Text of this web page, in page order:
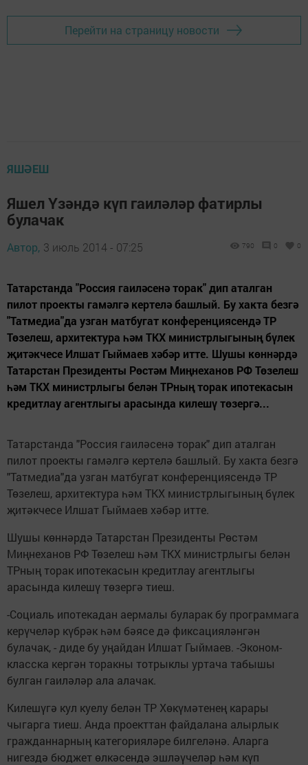
Перейти на страницу новости
ЯШӘЕШ
Яшел Үзәндә күп гаиләләр фатирлы
булачак
Автор, 3 июль 2014 - 07:25 790 0 0
Татарстанда "Россия гаиләсенә торак" дип аталган
пилот проекты гамәлгә кертелә башлый. Бу хакта безгә
"Татмедиа"да узган матбугат конференциясендә ТР
Төзелеш, архитектура һәм ТКХ министрлыгының бүлек
җитәкчесе Илшат Гыймаев хәбәр итте. Шушы көннәрдә
Татарстан Президенты Рөстәм Миңнеханов РФ Төзелеш
һәм ТКХ министрлыгы белән ТРның торак ипотекасын
кредитлау агентлыгы арасында килешү төзергә...
Татарстанда "Россия гаиләсенә торак" дип аталган
пилот проекты гамәлгә кертелә башлый. Бу хакта безгә
"Татмедиа"да узган матбугат конференциясендә ТР
Төзелеш, архитектура һәм ТКХ министрлыгының бүлек
җитәкчесе Илшат Гыймаев хәбәр итте.
Шушы көннәрдә Татарстан Президенты Рөстәм
Миңнеханов РФ Төзелеш һәм ТКХ министрлыгы белән
ТРның торак ипотекасын кредитлау агентлыгы
арасында килешү төзергә тиеш.
-Социаль ипотекадан аермалы буларак бу программага
керүчеләр күбрәк һәм бәясе дә фиксацияләнгән
булачак, - диде бу уңайдан Илшат Гыймаев. -Эконом-
класска кергән торакны тотрыклы уртача табышы
булган гаиләләр ала алачак.
Килешүгә кул куелу белән ТР Хөкүмәтенең карары
чыгарга тиеш. Анда проекттан файдалана алырлык
гражданнарның категорияләре билгеләнә. Аларга
нигездә бюджет өлкәсендә эшләүчеләр һәм күп